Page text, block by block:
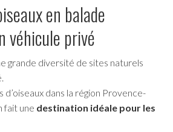
en balade
véhicule privé
grande diversité de sites naturels
d’oiseaux dans la région Provence-
fait une destination idéale pour les